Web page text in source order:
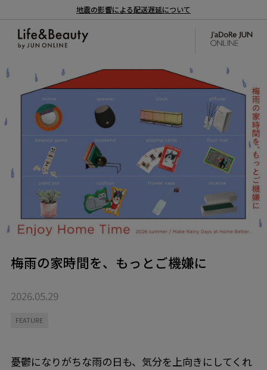
地震の影響による配送遅延について
梅雨の家時間を、もっとご機嫌に
2026.05.29
FEATURE
憂鬱になりがちな雨の日も、気分を上向きにしてくれ